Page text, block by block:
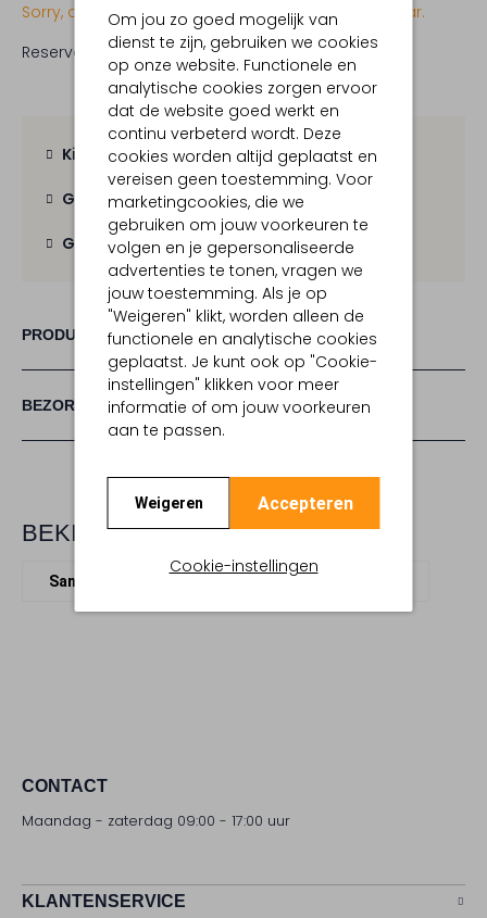
Om jou zo goed mogelijk van
dienst te zijn, gebruiken we cookies
op onze website. Functionele en
analytische cookies zorgen ervoor
dat de website goed werkt en
continu verbeterd wordt. Deze
cookies worden altijd geplaatst en
vereisen geen toestemming. Voor
marketingcookies, die we
gebruiken om jouw voorkeuren te
volgen en je gepersonaliseerde
advertenties te tonen, vragen we
jouw toestemming. Als je op
"Weigeren" klikt, worden alleen de
functionele en analytische cookies
geplaatst. Je kunt ook op "Cookie-
instellingen" klikken voor meer
informatie of om jouw voorkeuren
aan te passen.
Weigeren Accepteren
Cookie-instellingen
Sorry, dit item is momenteel (nog) niet beschikbaar.
Reserveer direct in een van onze 19 boutiques
Kies zelf je bezorgmoment
Gratis verzendingvanaf € 100,-
Gratis retourbinnen 30 dagen
PRODUCT INFORMATIE
BEZORGEN & RETOURNEREN
BEKIJK MEER
Sandalen met hak Via Vai
CONTACT
Maandag - zaterdag 09:00 - 17:00 uur
KLANTENSERVICE